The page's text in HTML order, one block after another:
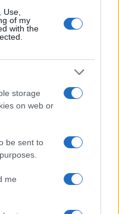
of my
with the
storage
on web or
be sent to
me
από τα
στον ωκεανό
Ουκρανία